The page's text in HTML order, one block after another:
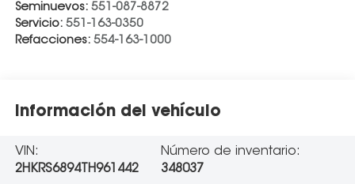
Seminuevos: 551-087-8872
Servicio: 551-163-0350
Refacciones: 554-163-1000
Información del vehículo
VIN:
2HKRS6894TH961442
Número de inventario:
348037